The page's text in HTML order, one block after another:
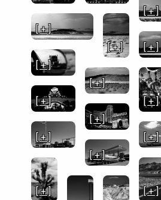
[ + ]
[ + ]
[ + ]
[ + ]
[ + ]
[ + ]
[ + ]
[ + ]
[ + ]
[ + ]
[ + ]
[ + ]
[ + ] [ + ]